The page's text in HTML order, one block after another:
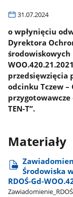
31.07.2024
o wpłynięciu
Dyrektora
środowiskowych
przedsięwzięcia
odcinku Tczew –
TEN-T”.
Materiały
Środowiska
RDOŚ-Gd-